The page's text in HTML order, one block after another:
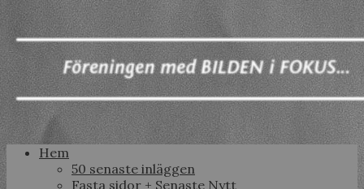
Hem
50 senaste inläggen
Fasta sidor + Senaste Nytt